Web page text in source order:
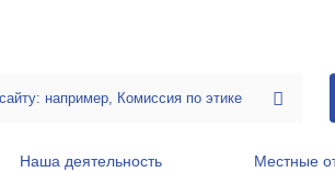
Наша деятельность Местные